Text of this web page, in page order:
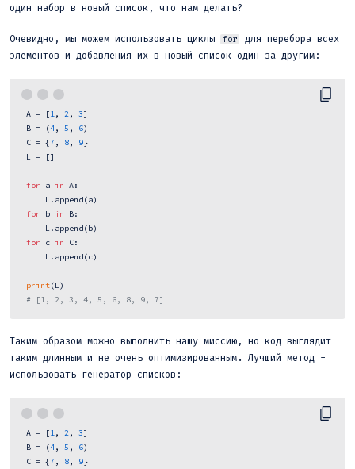
один набор в новый список, что нам делать?
Очевидно, мы можем использовать циклы for
для перебора всех
элементов и добавления их в новый список один за другим:
A = [1 , 2 , 3]
B = (4, 5 , 6)
C = {7 , 8, 9}
L = []
for a in A:
     L.append(a)
for b in B:
     L.append(b)
for c in C:
     L.append(c)
print(L)
# [1, 2, 3, 4, 5, 6, 8, 9, 7]
Таким образом можно выполнить нашу миссию, но код выглядит
таким длинным и не очень оптимизированным. Лучший метод -
использовать генератор списков:
A = [1 , 2 , 3]
B = (4, 5 , 6)
C = {7 , 8, 9}